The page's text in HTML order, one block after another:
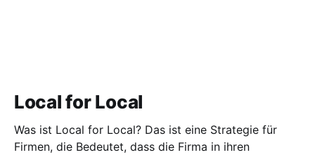
Local for Local
Was ist Local for Local? Das ist eine Strategie für
Firmen, die Bedeutet, dass die Firma in ihren